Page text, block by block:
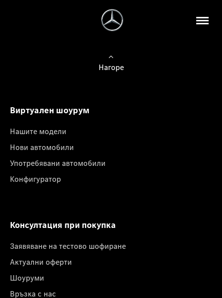
Нагоре
Виртуален шоурум
Нашите модели
Нови автомобили
Употребявани автомобили
Конфигуратор
Консултация при покупка
Заявяване на тестово шофиране
Актуални оферти
Шоуруми
Връзка с нас